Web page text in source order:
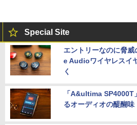
Special Site
エントリーなのに脅
e Audioワイヤレスイ
く
「A&ultima SP4000T
るオーディオの醍醐味